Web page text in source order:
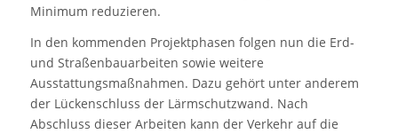
Minimum reduzieren.
In den kommenden Projektphasen folgen nun die Erd-
und Straßenbauarbeiten sowie weitere
Ausstattungsmaßnahmen. Dazu gehört unter anderem
der Lückenschluss der Lärmschutzwand. Nach
Abschluss dieser Arbeiten kann der Verkehr auf die